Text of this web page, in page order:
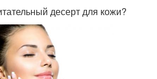
десерт для кожи?